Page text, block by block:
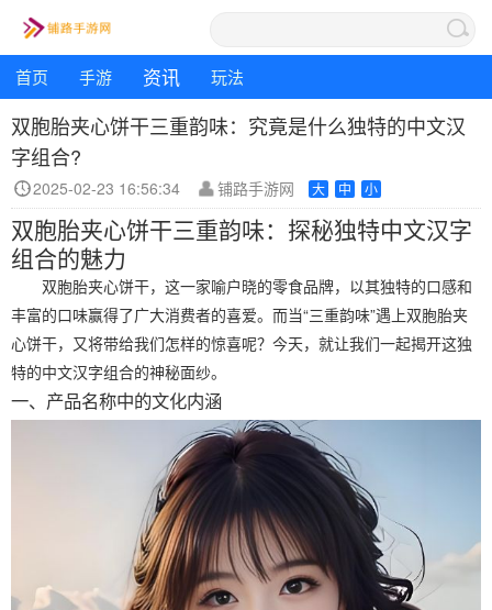
首页 手游 资讯 玩法
双胞胎夹心饼干三重韵味：究竟是什么独特的中文汉
字组合?
2025-02-23 16:56:34 铺路手游网 大 中 小
双胞胎夹心饼干三重韵味：探秘独特中文汉字
组合的魅力
双胞胎夹心饼干，这一家喻户晓的零食品牌，以其独特的口感和
丰富的口味赢得了广大消费者的喜爱。而当“三重韵味”遇上双胞胎夹
心饼干，又将带给我们怎样的惊喜呢？今天，就让我们一起揭开这独
特的中文汉字组合的神秘面纱。
一、产品名称中的文化内涵